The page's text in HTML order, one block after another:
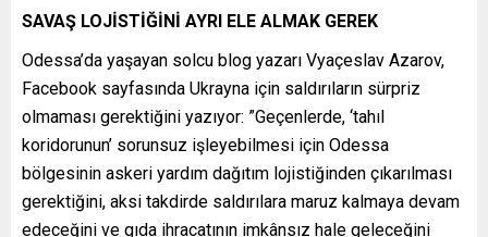
SAVAŞ LOJİSTİĞİNİ AYRI ELE ALMAK GEREK
Odessa’da yaşayan solcu blog yazarı Vyaçeslav Azarov,
Facebook sayfasında Ukrayna için saldırıların sürpriz
olmaması gerektiğini yazıyor: ”Geçenlerde, ‘tahıl
koridorunun’ sorunsuz işleyebilmesi için Odessa
bölgesinin askeri yardım dağıtım lojistiğinden çıkarılması
gerektiğini, aksi takdirde saldırılara maruz kalmaya devam
edeceğini ve gıda ihracatının imkânsız hale geleceğini